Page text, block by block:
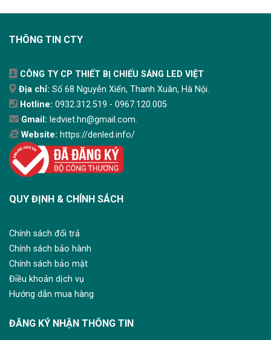
THÔNG TIN CTY
CÔNG TY CP THIẾT BỊ CHIẾU SÁNG LED VIỆT
Địa chỉ: Số 68 Nguyễn Xiển, Thanh Xuân, Hà Nội.
Hotline: 0932.312.519 - 0967.120.005
Gmail: ledviet.hn@gmail.com.
Website: https://denled.info/
QUY ĐỊNH & CHÍNH SÁCH
Chính sách đổi trả
Chính sách bảo hành
Chính sách bảo mật
Điều khoản dịch vụ
Hướng dẫn mua hàng
ĐĂNG KÝ NHẬN THÔNG TIN